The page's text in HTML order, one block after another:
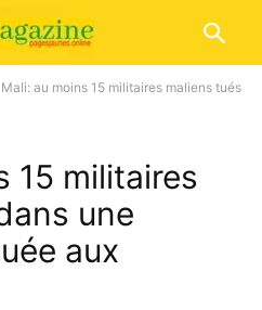
Mali: au moins 15 militaires maliens tués
15 militaires
une
aux